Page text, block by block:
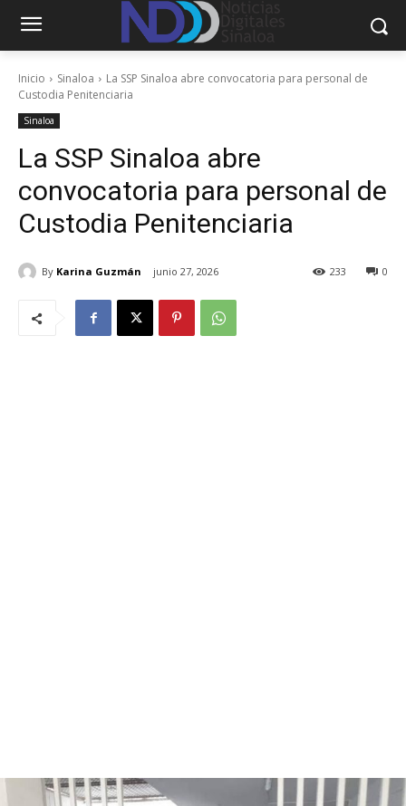
Inicio Sinaloa
La SSP Sinaloa abre convocatoria para personal de
Custodia Penitenciaria
Sinaloa
La SSP Sinaloa abre
convocatoria para personal de
Custodia Penitenciaria
By Karina Guzmán junio 27, 2026 0
233